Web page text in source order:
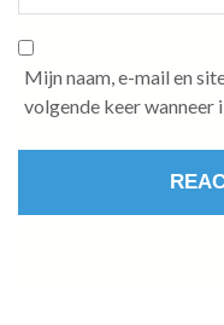
Mijn naam, e-mail en
volgende keer wanneer